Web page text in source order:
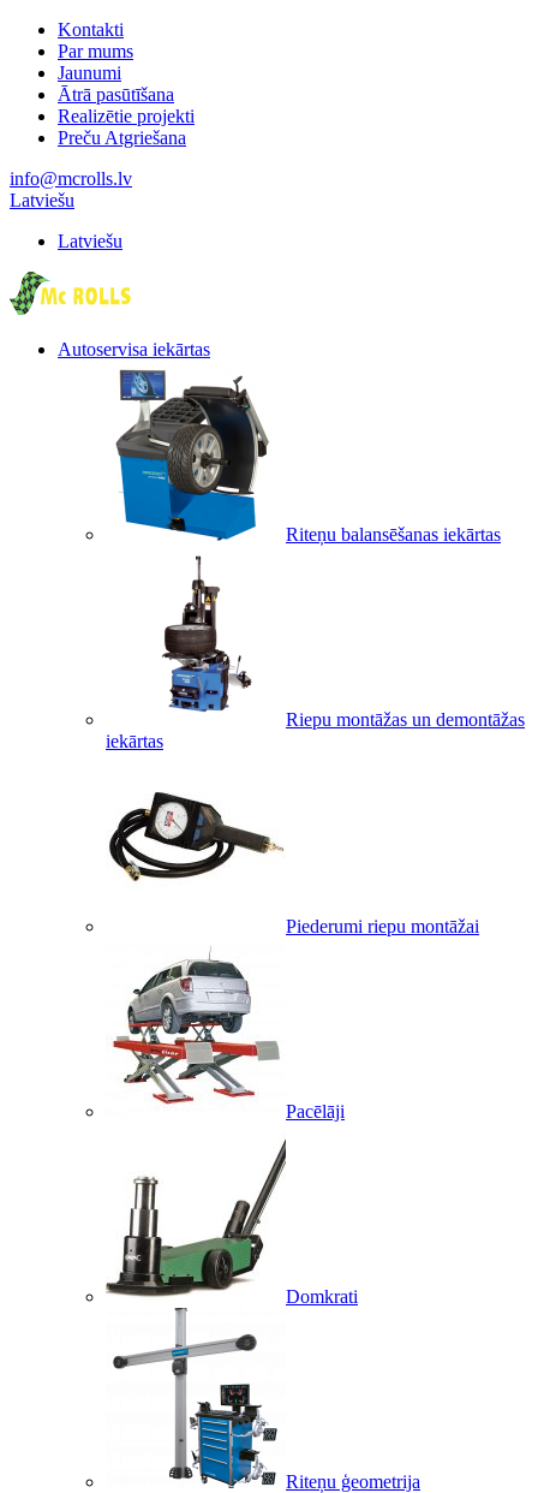
Kontakti
Par mums
Jaunumi
Ātrā pasūtīšana
Realizētie projekti
Preču Atgriešana
info@mcrolls.lv
Latviešu
Latviešu
Autoservisa iekārtas
Riteņu balansēšanas iekārtas
Riepu montāžas un demontāžas
iekārtas
Piederumi riepu montāžai
Pacēlāji
Domkrati
Riteņu ģeometrija